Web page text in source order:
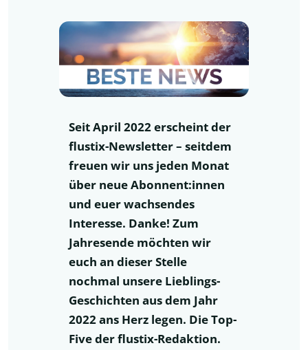
Seit April 2022 erscheint der
flustix-Newsletter – seitdem
freuen wir uns jeden Monat
über neue Abonnent:innen
und euer wachsendes
Interesse. Danke! Zum
Jahresende möchten wir
euch an dieser Stelle
nochmal unsere Lieblings-
Geschichten aus dem Jahr
2022 ans Herz legen. Die Top-
Five der flustix-Redaktion.